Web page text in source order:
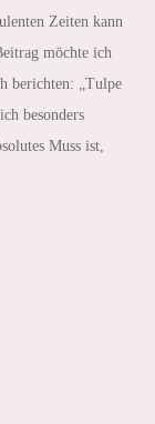
Zeiten kann
möchte ich
berichten: „Tulpe
besonders
Muss ist,